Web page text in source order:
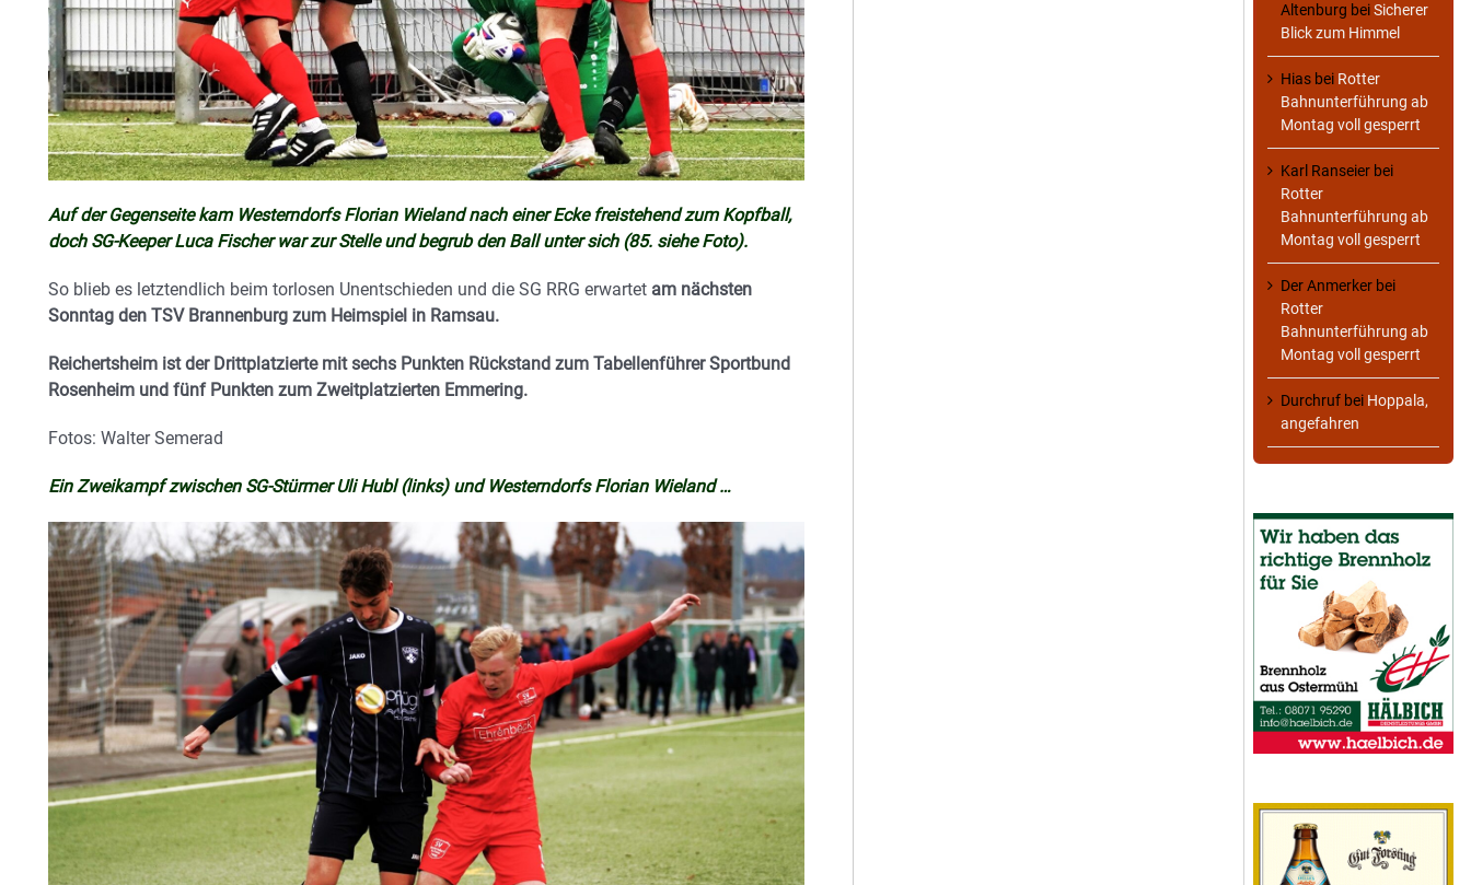
Auf der Gegenseite kam Westerndorfs Florian Wieland nach einer Ecke freistehend zum Kopfball,
doch SG-Keeper Luca Fischer war zur Stelle und begrub den Ball unter sich (85. siehe Foto).
So blieb es letztendlich beim torlosen Unentschieden und die SG RRG erwartet am nächsten
Sonntag den TSV Brannenburg zum Heimspiel in Ramsau.
Reichertsheim ist der Drittplatzierte mit sechs Punkten Rückstand zum Tabellenführer Sportbund
Rosenheim und fünf Punkten zum Zweitplatzierten Emmering.
Fotos: Walter Semerad
Ein Zweikampf zwischen SG-Stürmer Uli Hubl (links) und Westerndorfs Florian Wieland …
Altenburg beiSicherer
Blick zum Himmel
Hias bei Rotter
Bahnunterführung ab
Montag voll gesperrt
Karl Ranseier bei
Rotter
Bahnunterführung ab
Montag voll gesperrt
Der Anmerker bei
Rotter
Bahnunterführung ab
Montag voll gesperrt
Durchruf bei Hoppala,
angefahren